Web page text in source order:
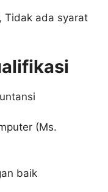
Tidak ada syarat
(Ms.
baik